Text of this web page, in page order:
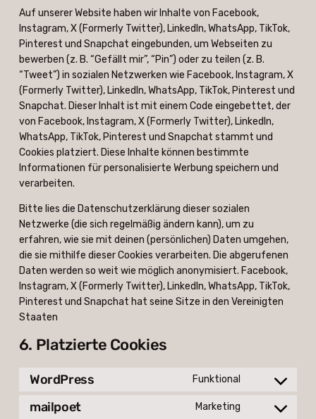
Auf unserer Website haben wir Inhalte von Facebook,
Instagram, X (Formerly Twitter), LinkedIn, WhatsApp, TikTok,
Pinterest und Snapchat eingebunden, um Webseiten zu
bewerben (z. B. “Gefällt mir”, “Pin”) oder zu teilen (z. B.
“Tweet”) in sozialen Netzwerken wie Facebook, Instagram, X
(Formerly Twitter), LinkedIn, WhatsApp, TikTok, Pinterest und
Snapchat. Dieser Inhalt ist mit einem Code eingebettet, der
von Facebook, Instagram, X (Formerly Twitter), LinkedIn,
WhatsApp, TikTok, Pinterest und Snapchat stammt und
Cookies platziert. Diese Inhalte können bestimmte
Informationen für personalisierte Werbung speichern und
verarbeiten.
Bitte lies die Datenschutzerklärung dieser sozialen
Netzwerke (die sich regelmäßig ändern kann), um zu
erfahren, wie sie mit deinen (persönlichen) Daten umgehen,
die sie mithilfe dieser Cookies verarbeiten. Die abgerufenen
Daten werden so weit wie möglich anonymisiert. Facebook,
Instagram, X (Formerly Twitter), LinkedIn, WhatsApp, TikTok,
Pinterest und Snapchat hat seine Sitze in den Vereinigten
Staaten
6. Platzierte Cookies
WordPress Funktional
Consent
mailpoet Marketing
Consent